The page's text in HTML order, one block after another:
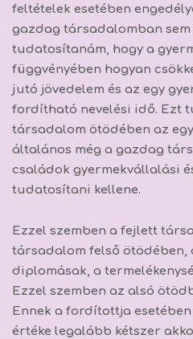
feltételek esetében
gazdag társadalomban sem
tudatosítanám, hogy a
függvényében hogyan
jutó jövedelem és az egy
fordítható nevelési idő. Ezt
társadalom ötödében az
általános még a gazdag
családok gyermekvállalási
tudatosítani kellene.
Ezzel szemben a fejlett
társadalom felső ötödében,
diplomásak, a
Ezzel szemben az alsó
Ennek a fordítottja
értéke legalább kétszer